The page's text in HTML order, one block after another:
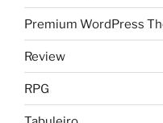
Premium WordPress
Review
RPG